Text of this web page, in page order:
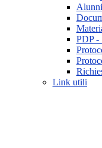
PDP -
Link utili